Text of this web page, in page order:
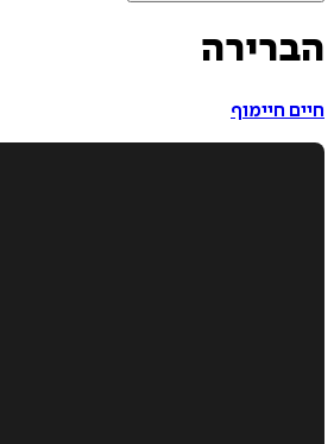
הברירה
חיים חיימוף